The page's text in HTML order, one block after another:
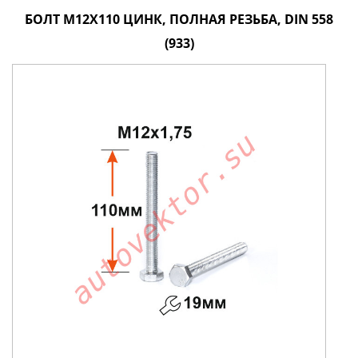
БОЛТ М12Х110 ЦИНК, ПОЛНАЯ РЕЗЬБА, DIN 558
(933)